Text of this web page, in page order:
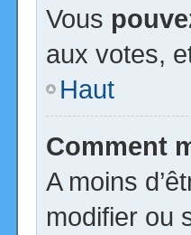
Vous
aux votes,
Haut
Comment
A moins
modifier ou